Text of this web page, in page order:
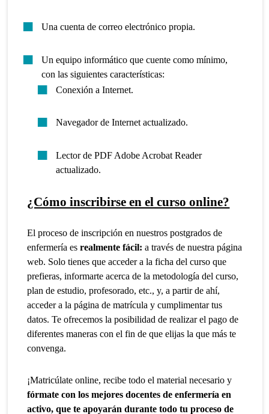
Una cuenta de correo electrónico propia.
Un equipo informático que cuente como mínimo,
con las siguientes características:
Conexión a Internet.
Navegador de Internet actualizado.
Lector de PDF Adobe Acrobat Reader
actualizado.
¿Cómo inscribirse en el curso online?
El proceso de inscripción en nuestros postgrados de
enfermería esrealmente fácil:a través de nuestra página
web. Solo tienes que acceder a la ficha del curso que
prefieras, informarte acerca de la metodología del curso,
plan de estudio, profesorado, etc., y, a partir de ahí,
acceder a la página de matrícula y cumplimentar tus
datos. Te ofrecemos la posibilidad de realizar el pago de
diferentes maneras con el fin de que elijas la que más te
convenga.
¡Matricúlate online, recibe todo el material necesario y
fórmate con los mejores docentes de enfermería en
activo, que te apoyarán durante todo tu proceso de